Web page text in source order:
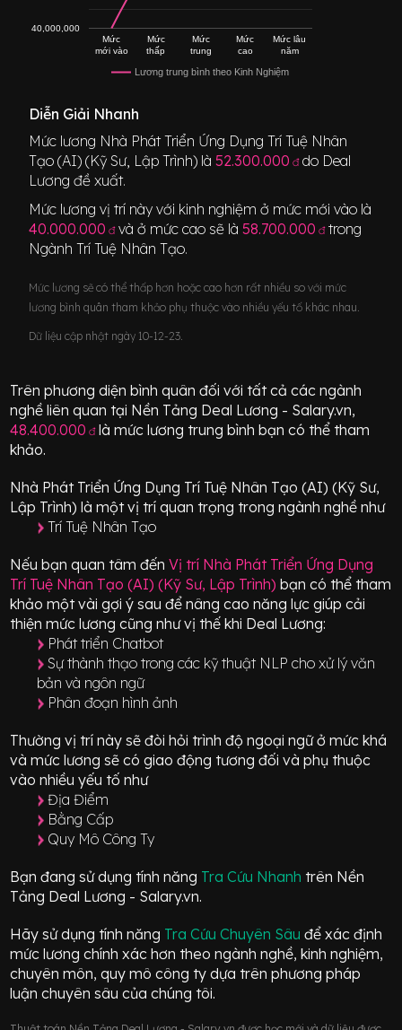
Lương trung bình theo Kinh Nghiệm
Mức
mới vào
Mức
thấp
Mức
trung
Mức
cao
Mức lâu
năm
40,000,000
Diễn Giải Nhanh
Mức lương Nhà Phát Triển Ứng Dụng Trí Tuệ Nhân
Tạo (AI) (Kỹ Sư, Lập Trình) là52.300.000 đdo Deal
Lương đề xuất.
Mức lương vị trí này với kinh nghiệm ở mức mới vào là
40.000.000 đ và ở mức cao sẽ là58.700.000 đ trong
NgànhTrí Tuệ Nhân Tạo.
Mức lương sẽ có thể thấp hơn hoặc cao hơn rất nhiều so với mức
lương bình quân tham khảo phụ thuộc vào nhiều yếu tố khác nhau.
Dữ liệu cập nhật ngày 10-12-23.
Trên phương diện bình quân đối với tất cả các ngành
nghề liên quan tại Nền Tảng Deal Lương - Salary.vn,
48.400.000 đlà mức lương trung bình bạn có thể tham
khảo.
Nhà Phát Triển Ứng Dụng Trí Tuệ Nhân Tạo (AI) (Kỹ Sư,
Lập Trình) là một vị tríquan trọng trong ngành nghề như
Trí Tuệ Nhân Tạo
Nếu bạn quan tâm đến Vị trí Nhà Phát Triển Ứng Dụng
Trí Tuệ Nhân Tạo (AI) (Kỹ Sư, Lập Trình) bạn có thể tham
khảo một vài gợi ý sau để nâng cao năng lực giúp cải
thiện mức lương cũng như vị thế khi Deal Lương:
Phát triển Chatbot
Sự thành thạo trong các kỹ thuật NLP cho xử lý văn
bản và ngôn ngữ
Phân đoạn hình ảnh
Thường vị trí này sẽ đòi hỏi trình độ ngoại ngữ ở mứckhá
và mức lương sẽ có giao động tương đối và phụ thuộc
vào nhiều yếu tố như
Địa Điểm
Bằng Cấp
Quy Mô Công Ty
Bạn đang sử dụng tính năng Tra Cứu Nhanh trên Nền
Tảng Deal Lương - Salary.vn.
Hãy sử dụng tính năng Tra Cứu Chuyên Sâuđể xác định
mức lương chính xác hơn theo ngành nghề, kinh nghiệm,
chuyên môn, quy mô công ty dựa trên phương pháp
luận chuyên sâu của chúng tôi.